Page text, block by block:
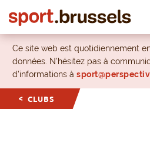
Ce site web est quotidiennement
données. N’hésitez pas à
d’informations à
CLUBS